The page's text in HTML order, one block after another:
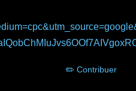
✏️ Contribuer